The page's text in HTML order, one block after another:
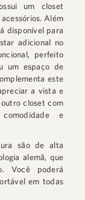
um closet
Além
disponível para
adicional no
perfeito
um espaço de
este
a vista e
closet com
e
são de alta
alemã, que
Você poderá
em todas